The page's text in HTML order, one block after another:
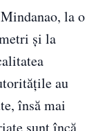
la o
și la
au
însă mai
sunt încă